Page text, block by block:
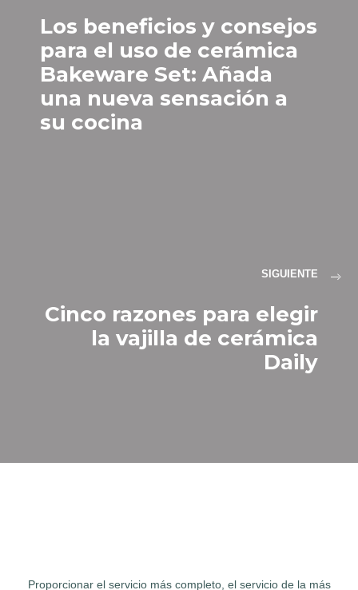
Los beneficios y consejos
para el uso de cerámica
Bakeware Set: Añada
una nueva sensación a
su cocina
SIGUIENTE
Cinco razones para elegir
la vajilla de cerámica
Daily
Proporcionar el servicio más completo, el servicio de la más